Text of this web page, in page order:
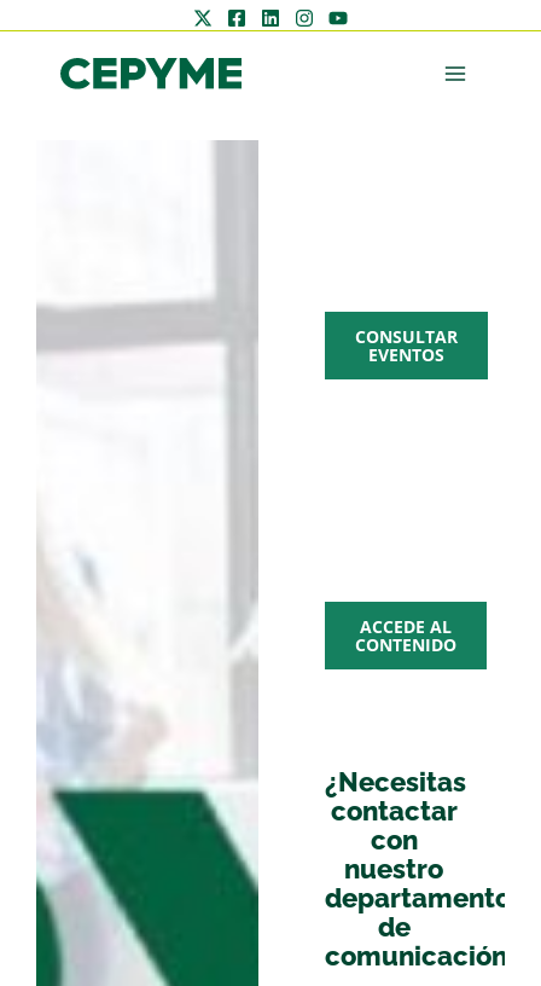
CONSULTAR
EVENTOS
ACCEDE AL
CONTENIDO
¿Necesitas
contactar
con
nuestro
departamento
de
comunicación?